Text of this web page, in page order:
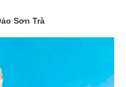
Sơn Trà